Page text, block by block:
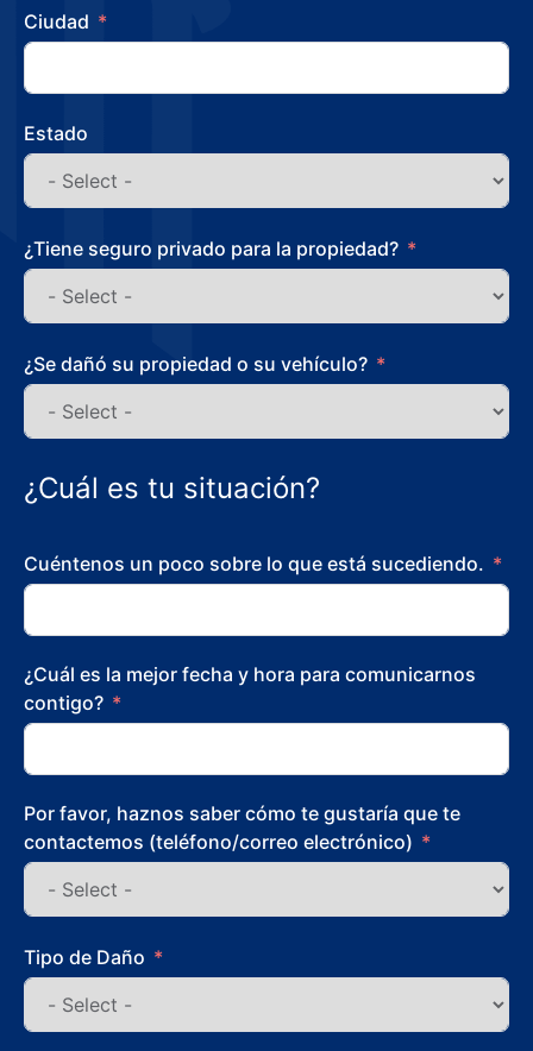
Ciudad
Estado
¿Tiene seguro privado para la propiedad?
¿Se dañó su propiedad o su vehículo?
¿Cuál es tu situación?
Cuéntenos un poco sobre lo que está sucediendo.
¿Cuál es la mejor fecha y hora para comunicarnos
contigo?
Por favor, haznos saber cómo te gustaría que te
contactemos (teléfono/correo electrónico)
Tipo de Daño